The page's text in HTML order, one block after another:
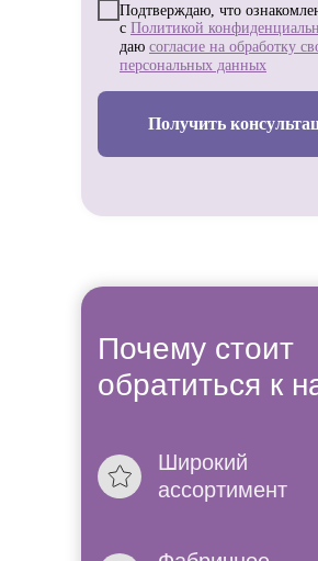
Подтверждаю, что
с Политикой
даю согласие на обработку
персональных данных
Получить
Почему стоит
обратиться к
Широкий
ассортимент